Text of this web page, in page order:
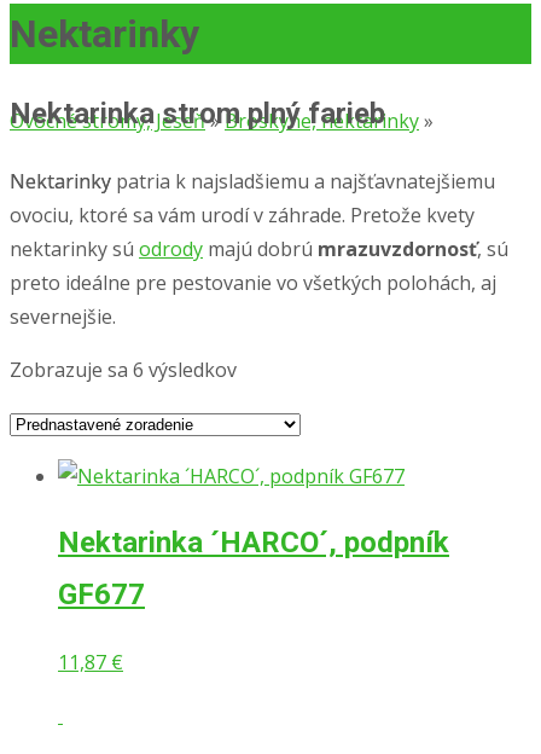
Nektarinky
Ovocné stromy, Jeseň»Broskyne, nektarinky»
Nektarinky
Nektarinka strom plný farieb
Nektarinky patria k najsladšiemu a najšťavnatejšiemu
ovociu, ktoré sa vám urodí v záhrade. Pretože kvety
nektarinky sú odrody majú dobrú mrazuvzdornosť, sú
preto ideálne pre pestovanie vo všetkých polohách, aj
severnejšie.
Zobrazuje sa 6 výsledkov
Nektarinka ´HARCO´, podpník
GF677
11,87 €